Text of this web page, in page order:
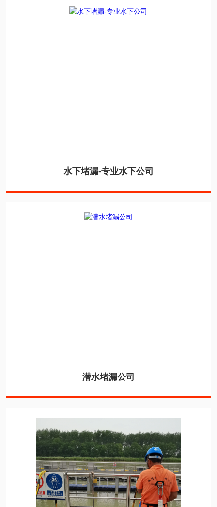
水下堵漏-专业水下公司
潜水堵漏公司